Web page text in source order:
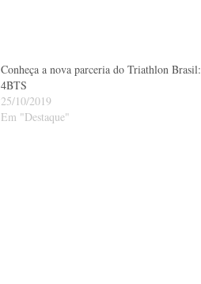
Conheça a nova parceria do Triathlon Brasil:
4BTS
25/10/2019
Em "Destaque"